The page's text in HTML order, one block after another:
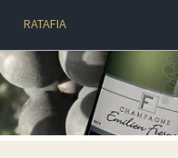
RATAFIA